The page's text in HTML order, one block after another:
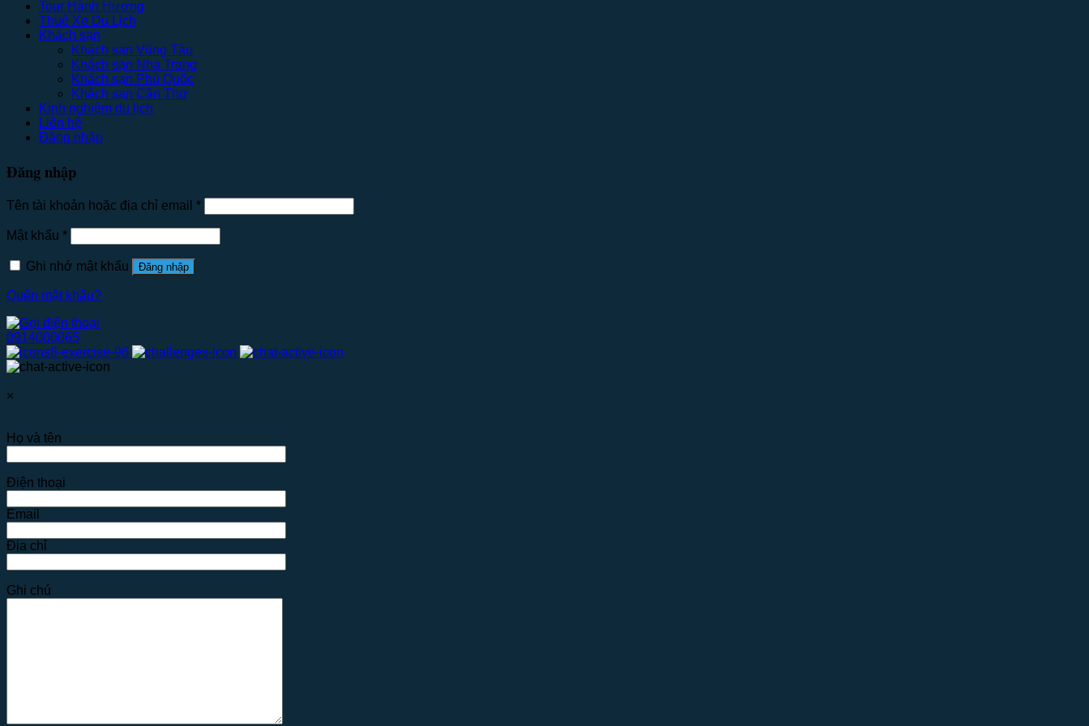
Tour Hành Hương
Thuê Xe Du Lịch
Khách sạn
Khách sạn Vũng Tàu
Khách sạn Nha Trang
Khách sạn Phú Quốc
Khách sạn Cần Thơ
Kinh nghiệm du lịch
Liên hệ
Đăng nhập
Đăng nhập
Tên tài khoản hoặc địa chỉ email *
Mật khẩu *
Ghi nhớ mật khẩu Đăng nhập
Quên mật khẩu?
0914000065
×
Họ và tên
Điện thoại
Email
Địa chỉ
Ghi chú